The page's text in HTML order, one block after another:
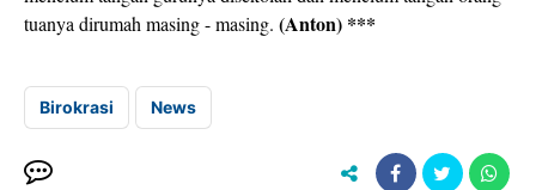
tuanya dirumah masing - masing. (Anton) ***
Birokrasi News